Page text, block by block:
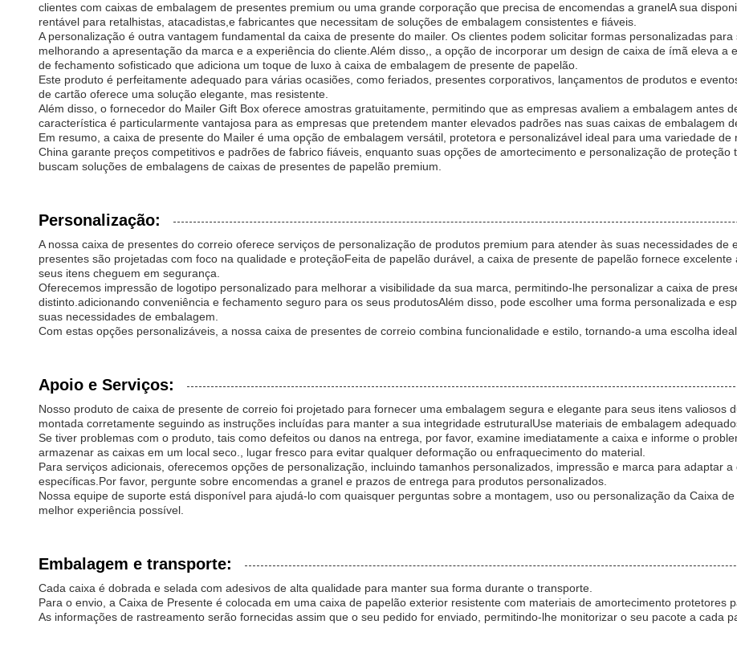
clientes com caixas de embalagem de presentes premium ou uma grande corporação que precisa de encomendas a granelA sua
rentável para retalhistas, atacadistas,e fabricantes que necessitam de soluções de embalagem consistentes e fiáveis.
A personalização é outra vantagem fundamental da caixa de presente do mailer. Os clientes podem solicitar formas personalizadas
melhorando a apresentação da marca e a experiência do cliente.Além disso,, a opção de incorporar um design de caixa de ímã eleva
de fechamento sofisticado que adiciona um toque de luxo à caixa de embalagem de presente de papelão.
Este produto é perfeitamente adequado para várias ocasiões, como feriados, presentes corporativos, lançamentos de produtos e
de cartão oferece uma solução elegante, mas resistente.
Além disso, o fornecedor do Mailer Gift Box oferece amostras gratuitamente, permitindo que as empresas avaliem a embalagem antes
característica é particularmente vantajosa para as empresas que pretendem manter elevados padrões nas suas caixas de embalagem
Em resumo, a caixa de presente do Mailer é uma opção de embalagem versátil, protetora e personalizável ideal para uma variedade
China garante preços competitivos e padrões de fabrico fiáveis, enquanto suas opções de amortecimento e personalização de
buscam soluções de embalagens de caixas de presentes de papelão premium.
Personalização:
A nossa caixa de presentes do correio oferece serviços de personalização de produtos premium para atender às suas necessidades de
presentes são projetadas com foco na qualidade e proteçãoFeita de papelão durável, a caixa de presente de papelão fornece
seus itens cheguem em segurança.
Oferecemos impressão de logotipo personalizado para melhorar a visibilidade da sua marca, permitindo-lhe personalizar a caixa de
distinto.adicionando conveniência e fechamento seguro para os seus produtosAlém disso, pode escolher uma forma personalizada e
suas necessidades de embalagem.
Com estas opções personalizáveis, a nossa caixa de presentes de correio combina funcionalidade e estilo, tornando-a uma escolha
Apoio e Serviços:
Nosso produto de caixa de presente de correio foi projetado para fornecer uma embalagem segura e elegante para seus itens valiosos
montada corretamente seguindo as instruções incluídas para manter a sua integridade estruturalUse materiais de embalagem
Se tiver problemas com o produto, tais como defeitos ou danos na entrega, por favor, examine imediatamente a caixa e informe o
armazenar as caixas em um local seco., lugar fresco para evitar qualquer deformação ou enfraquecimento do material.
Para serviços adicionais, oferecemos opções de personalização, incluindo tamanhos personalizados, impressão e marca para adaptar
específicas.Por favor, pergunte sobre encomendas a granel e prazos de entrega para produtos personalizados.
Nossa equipe de suporte está disponível para ajudá-lo com quaisquer perguntas sobre a montagem, uso ou personalização da Caixa
melhor experiência possível.
Embalagem e transporte:
Cada caixa é dobrada e selada com adesivos de alta qualidade para manter sua forma durante o transporte.
Para o envio, a Caixa de Presente é colocada em uma caixa de papelão exterior resistente com materiais de amortecimento protetores
As informações de rastreamento serão fornecidas assim que o seu pedido for enviado, permitindo-lhe monitorizar o seu pacote a cada